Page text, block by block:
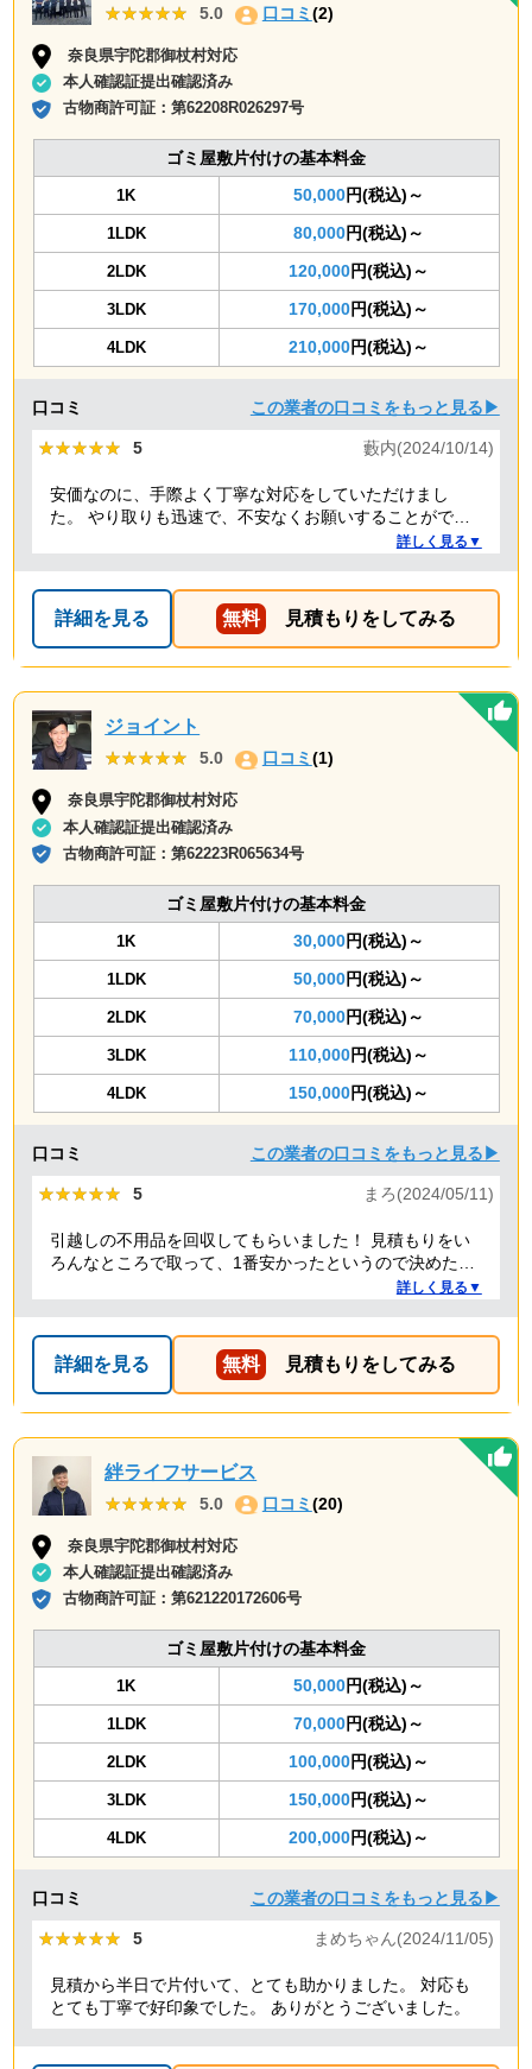
★★★★★
★★★★★ 5.0 口コミ(2)
奈良県宇陀郡御杖村対応
本人確認証提出確認済み
古物商許可証：第62208R026297号
ゴミ屋敷片付けの基本料金
1K 50,000円(税込)～
1LDK 80,000円(税込)～
2LDK 120,000円(税込)～
3LDK 170,000円(税込)～
4LDK 210,000円(税込)～
口コミ この業者の口コミをもっと見る▶
★★★★★
★★★★★ 5 藪内(2024/10/14)
安価なのに、手際よく丁寧な対応をしていただけまし
た。 やり取りも迅速で、不安なくお願いすることができ
詳しく見る▼
詳細を見る 無料 見積もりをしてみる
ジョイント
★★★★★
★★★★★ 5.0 口コミ(1)
奈良県宇陀郡御杖村対応
本人確認証提出確認済み
古物商許可証：第62223R065634号
ゴミ屋敷片付けの基本料金
1K 30,000円(税込)～
1LDK 50,000円(税込)～
2LDK 70,000円(税込)～
3LDK 110,000円(税込)～
4LDK 150,000円(税込)～
口コミ この業者の口コミをもっと見る▶
★★★★★
★★★★★ 5 まろ(2024/05/11)
引越しの不用品を回収してもらいました！ 見積もりをい
ろんなところで取って、1番安かったというので決めたの
ですが、 対応や話し方も、丁寧で優しく、 作業自体も素
詳しく見る▼
詳細を見る 無料 見積もりをしてみる
絆ライフサービス
★★★★★
★★★★★ 5.0 口コミ (20)
奈良県宇陀郡御杖村対応
本人確認証提出確認済み
古物商許可証：第621220172606号
ゴミ屋敷片付けの基本料金
1K 50,000円(税込)～
1LDK 70,000円(税込)～
2LDK 100,000円(税込)～
3LDK 150,000円(税込)～
4LDK 200,000円(税込)～
口コミ この業者の口コミをもっと見る▶
★★★★★
★★★★★ 5 まめちゃん(2024/11/05)
見積から半日で片付いて、とても助かりました。 対応も
とても丁寧で好印象でした。 ありがとうございました。